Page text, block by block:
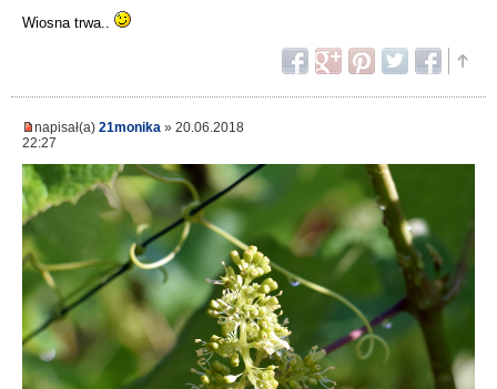
Wiosna trwa..
napisał(a) 21monika » 20.06.2018
22:27